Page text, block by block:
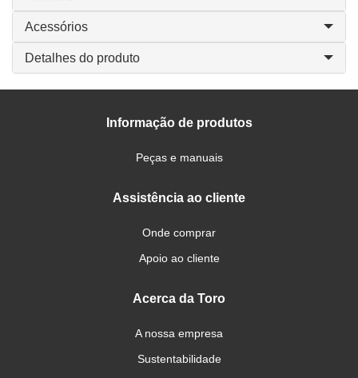
Acessórios
Detalhes do produto
Informação de produtos
Peças e manuais
Assistência ao cliente
Onde comprar
Apoio ao cliente
Acerca da Toro
A nossa empresa
Sustentabilidade